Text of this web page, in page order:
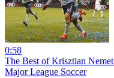
0:58
The Best of Krisztian
Major League Soccer